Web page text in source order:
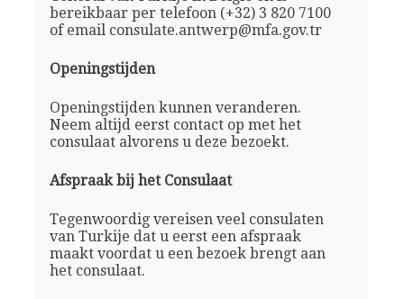
bereikbaar per telefoon (+32) 3 820 7100
of email consulate.antwerp@mfa.gov.tr
Openingstijden
Openingstijden kunnen veranderen.
Neem altijd eerst contact op met het
consulaat alvorens u deze bezoekt.
Afspraak bij het Consulaat
Tegenwoordig vereisen veel consulaten
van Turkije dat u eerst een afspraak
maakt voordat u een bezoek brengt aan
het consulaat.